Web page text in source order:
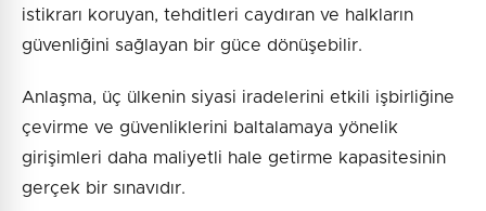
istikrarı koruyan, tehditleri caydıran ve halkların
güvenliğini sağlayan bir güce dönüşebilir.
Anlaşma, üç ülkenin siyasi iradelerini etkili işbirliğine
çevirme ve güvenliklerini baltalamaya yönelik
girişimleri daha maliyetli hale getirme kapasitesinin
gerçek bir sınavıdır.